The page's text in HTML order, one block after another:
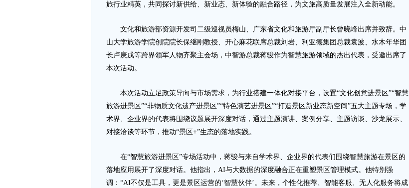
旅行业精英，共同探讨新供给、新业态、新体验的融合路径，为文旅高质量发展注入全新动能。
文化和旅游部资源开发司二级巡视员梅山、广东省文化和旅游厅副厅长曾晓峰出席并致辞。中
山大学旅游学院创院院长保继刚教授、开心麻花联席总裁刘岩、利亚德集团总裁袁波、水木年华团
长卢庚戌等跨界领军人物齐聚主会场，中智游总裁蒋骏作为智慧旅游领域的杰出代表，受邀出席了
本次活动。
本次活动立足政策导向与市场需求，为行业搭建一体化对接平台，设置“文化创意进景区”“智慧
旅游进景区”“非物质文化遗产进景区”“特色演艺进景区”“打造景区新业态新空间”五大主题专场，学
术界、企业界的代表将围绕议题展开深度对话，通过主题演讲、案例分享、主题访谈、沙龙展示、
对接洽谈等环节，推动“景区+”生态的落地实践。
在“智慧旅游进景区”专场活动中，蒋骏与来自学术界、企业界的代表们围绕智慧旅游在景区的
落地应用展开了深度对话。他指出，AI与大数据的深度融合正在重塑景区管理模式。他特别强
调：“AI不仅是工具，更是景区运营的‘智慧伙伴’。未来，个性化推荐、智能客服、无人化服务将成